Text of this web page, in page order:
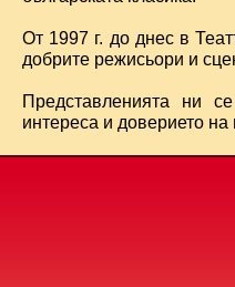
От 1997 г. до днес в
добрите режисьори и
Представленията ни
интереса и доверието на